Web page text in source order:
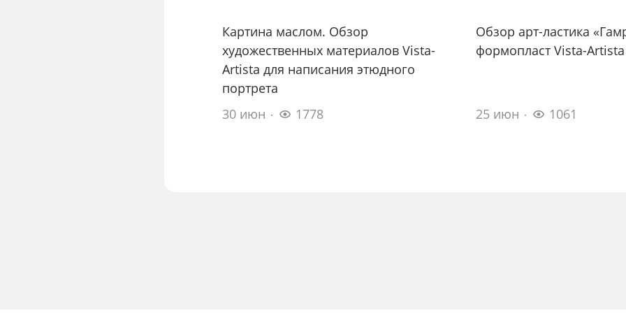
Картина маслом. Обзор
художественных материалов Vista-
Artista для написания этюдного
портрета
30 июн
1778
Обзор арт-ластика
формопласт Vista-Artista
25 июн 1061